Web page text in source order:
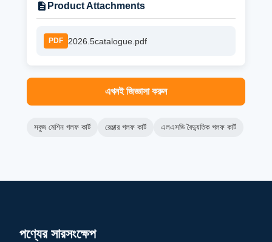
Product Attachments
PDF 2026.5catalogue.pdf
এখনই জিজ্ঞাসা করুন
সবুজ মেশিন গলফ কার্ট রেঞ্জার গলফ কার্ট এলএসভি বৈদ্যুতিক গলফ কার্ট
পণ্যের সারসংক্ষেপ